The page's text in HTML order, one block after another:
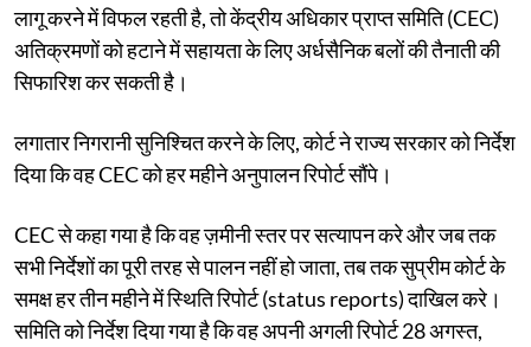
लागू करने में विफल रहती है, तो केंद्रीय अधिकार प्राप्त समिति (CEC)
अतिक्रमणों को हटाने में सहायता के लिए अर्धसैनिक बलों की तैनाती की
सिफारिश कर सकती है।
लगातार निगरानी सुनिश्चित करने के लिए, कोर्ट ने राज्य सरकार को निर्देश
दिया कि वह CEC को हर महीने अनुपालन रिपोर्ट सौंपे।
CEC से कहा गया है कि वह ज़मीनी स्तर पर सत्यापन करे और जब तक
सभी निर्देशों का पूरी तरह से पालन नहीं हो जाता, तब तक सुप्रीम कोर्ट के
समक्ष हर तीन महीने में स्थिति रिपोर्ट (status reports) दाखिल करे।
समिति को निर्देश दिया गया है कि वह अपनी अगली रिपोर्ट 28 अगस्त,